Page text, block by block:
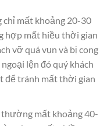
chỉ mất khoảng 20-30
hợp mất hiều thời gian
vỡ quá vụn và bị cong
lện đó quý khách
để tránh mất thời gian
thường mất khoảng 40-